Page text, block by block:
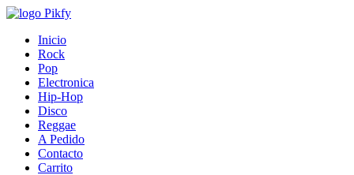
Inicio
Rock
Pop
Electronica
Hip-Hop
Disco
Reggae
A Pedido
Contacto
Carrito